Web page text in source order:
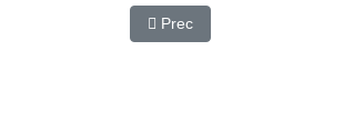
Articolo precedente: Premio
Prec